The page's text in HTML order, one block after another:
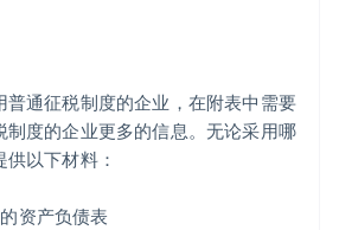
普通征税制度的企业，在附表中需要
制度的企业更多的信息。无论采用哪
以下材料：
资产负债表